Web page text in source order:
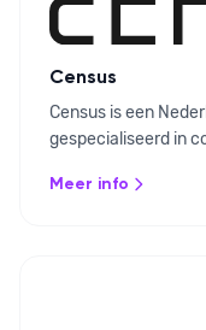
Census
Census is een
gespecialiseerd in
de API aan de
Meer info